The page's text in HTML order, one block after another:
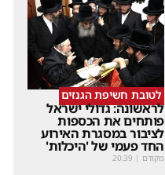
לטובת חשיפת הגנזים
לראשונה: גדולי ישראל
פותחים את הכספות
לציבור במסגרת האירוע
החד פעמי של 'היכלות'
מקודם |
20:39